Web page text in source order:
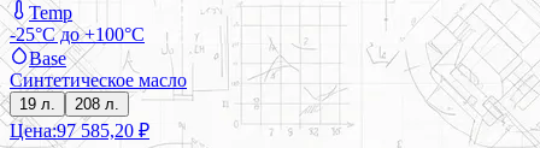
Temp
-25°C до +100°C
Base
Синтетическое масло
19 л. 208 л.
Цена:97 585,20 ₽